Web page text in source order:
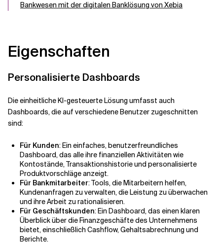
Bankwesen mit der digitalen Banklösung von Xebia
Eigenschaften
Personalisierte Dashboards
Die einheitliche KI-gesteuerte Lösung umfasst auch
Dashboards, die auf verschiedene Benutzer zugeschnitten
sind:
Für Kunden: Ein einfaches, benutzerfreundliches
Dashboard, das alle ihre finanziellen Aktivitäten wie
Kontostände, Transaktionshistorie und personalisierte
Produktvorschläge anzeigt.
Für Bankmitarbeiter: Tools, die Mitarbeitern helfen,
Kundenanfragen zu verwalten, die Leistung zu überwachen
und ihre Arbeit zu rationalisieren.
Für Geschäftskunden: Ein Dashboard, das einen klaren
Überblick über die Finanzgeschäfte des Unternehmens
bietet, einschließlich Cashflow, Gehaltsabrechnung und
Berichte.